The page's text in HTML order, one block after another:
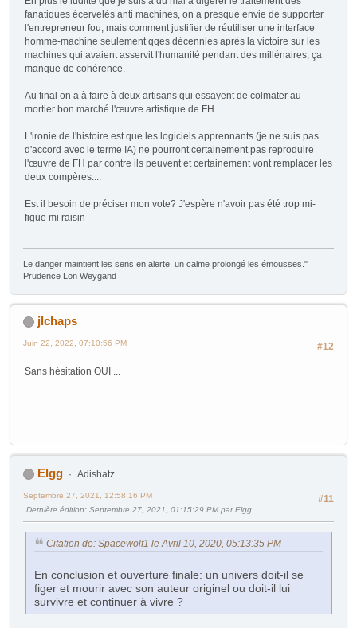
fanatiques écervelés anti machines, on a presque envie de supporter
l'entrepreneur fou, mais comment justifier de réutiliser une interface
homme-machine seulement qqes décennies après la victoire sur les
machines qui avaient asservit l'humanité pendant des millénaires, ça
manque de cohérence.
Au final on a à faire à deux artisans qui essayent de colmater au
mortier bon marché l'œuvre artistique de FH.
L'ironie de l'histoire est que les logiciels apprennants (je ne suis pas
d'accord avec le terme IA) ne pourront certainement pas reproduire
l'œuvre de FH par contre ils peuvent et certainement vont remplacer les
deux compères....
Est il besoin de préciser mon vote? J'espère n'avoir pas été trop mi-
figue mi raisin
Le danger maintient les sens en alerte, un calme prolongé les émousses."
Prudence Lon Weygand
jlchaps
#12
Juin 22, 2022, 07:10:56 PM
Sans hésitation OUI ...
Elgg Adishatz
#11
Septembre 27, 2021, 12:58:16 PM
Dernière édition: Septembre 27, 2021, 01:15:29 PM par Elgg
Citation de: Spacewolf1 le Avril 10, 2020, 05:13:35 PM
En conclusion et ouverture finale: un univers doit-il se
figer et mourir avec son auteur originel ou doit-il lui
survivre et continuer à vivre ?